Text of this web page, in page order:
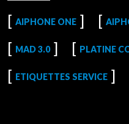
AIPHONE ONE
MAD 3.0 PLATINE
ETIQUETTES SERVICE